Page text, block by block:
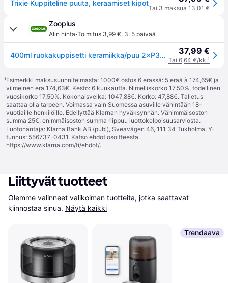
Trixie Kuppiteline puuta, keraamiset kipot
Tai 3 maksua 13,01 €
Zooplus
Alin hinta·Toimitus 3,99 €, 3-5 päivää
400ml ruokakuppisetti keramiikka/puu 2×P36×L19×K7cm Trixie koiralle 37,99 €
Tai 6,64 €/kk.¹
¹Esimerkki maksusuunnitelmasta: 1000€ ostos 6 erässä: 5 erää à 174,65€ ja
viimeinen erä 174,63€. Kesto: 6 kuukautta. Nimelliskorko 17,50%, todellinen
vuosikorko 17,50%. Kokonaisvelka: 1047,88€. Korko: 47,88€. Talletus
saattaa olla tarpeen. Voimassa vain Suomessa asuville vähintään 18-
vuotiaille henkilöille. Edellyttää Klarnan hyväksynnän. Vähimmäisoston
summa 25€; enimmäisoston summa riippuu luottokelpoisuusarviosta.
Luotonantaja: Klarna Bank AB (publ), Sveavägen 46, 111 34 Tukholma, Y-
tunnus: 556737-0431. Katso ehdot osoitteesta
https://www.klarna.com/fi/ehdot/.
Liittyvät tuotteet
Olemme valinneet valikoiman tuotteita, jotka saattavat
kiinnostaa sinua. Näytä kaikki
Trendaava